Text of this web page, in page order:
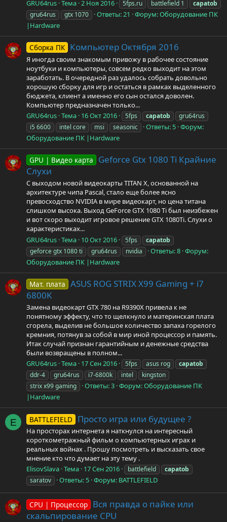
GRU64rus Тема 2 Ноя 2016 5fps.ru battlefield 1
capatob
gru64rus
gtx 1070 Ответы: 21 Форум:Оборудование ПК
|Hardware
Сборка ПК Компьютер Октября 2016
Я иногда своим знакомым привожу в рабочее состояние
ноутбуки и компьютеры, совсем редко выходит на этом
заработать. В очередной раз удалось собрать довольно
хорошую сборку для игр и остаться в рамках выделенного
бюджета, клиент а именно его сын остался доволен.
Компьютер предназначен только...
GRU64rus Тема 16 Окт 2016 5fps capatob
gru64rus
i5 6600
intel core msi seasonic Ответы: 5 Форум:
Оборудование ПК |Hardware
GPU | Видео карта
Geforce Gtx 1080 Ti Крайние
Слухи
С выходом новой видеокарты TITAN X, основанной на
архитектуре чипа Pascal, стало еще более ясно
превосходство NVIDIA в мире видеокарт, но цена титана
слишком высока. Выход GeForce GTX 1080 Ti был неизбежен
и вот скоро выходит игровое решение GTX 1080Ti. Слухи о
характеристиках...
GRU64rus Тема 10 Окт 2016 5fps
capatob
geforce gtx 1080 ti
gru64rus nvidia Ответы: 8 Форум:
Оборудование ПК |Hardware
Мат. плата ASUS ROG STRIX X99 Gaming + i7
6800K
Замена видеокарт GTX 780 на R9390X привела к не
понятному эффекту, что то щелкнуло и материнская плата
сгорела, выделив не большое количество запаха горелого
кремния, потянув за собой в мир иной процессор и память.
Итак случай признан гарантийным и денежные средства
были возвращены в полном...
GRU64rus Тема 17 Сен 2016 5fps asus rog
capatob
ddr-4
gru64rus i7-6800k intel
kingston
strix x99 gaming
Ответы: 3 Форум:Оборудование ПК
|Hardware
E BATTLEFIELD Просто игра или будущее ?
На просторах интернета я наткнулся на интересный
короткометражный фильм о компьютерных играх и
реальных войнах . Прошу посмотреть и высказать свое
мнение кто что думает на эту тему .
ElisovSlava Тема 17 Сен 2016 battlefield
capatob
saratov
Ответы: 5 Форум: BATTLEFIELD
CPU | Процессор Вся правда о пайке или
скальпирование CPU